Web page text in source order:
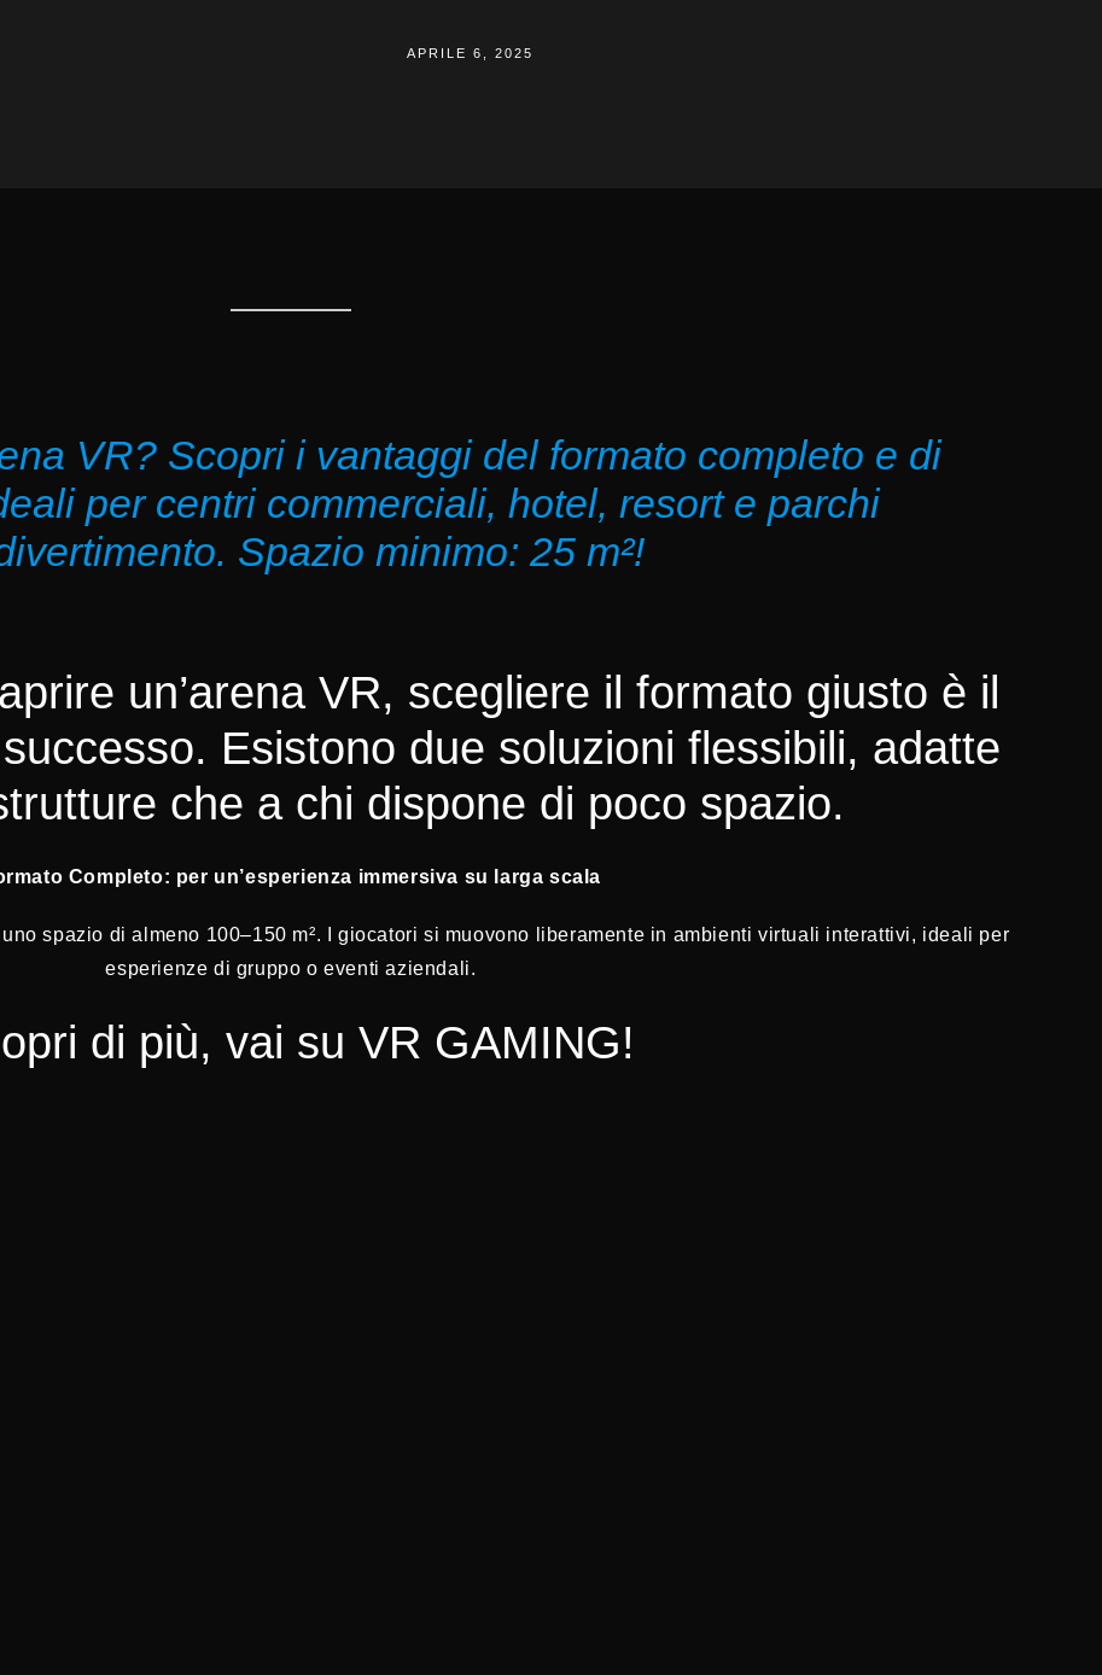
APRILE 6, 2025
VR? Scopri i vantaggi del formato completo e di
per centri commerciali, hotel, resort e parchi
Spazio minimo: 25 m²!
un’arena VR, scegliere il formato giusto è il
Esistono due soluzioni flessibili, adatte
che a chi dispone di poco spazio.
Completo: per un’esperienza immersiva su larga scala
spazio di almeno 100–150 m². I giocatori si muovono liberamente in ambienti virtuali interattivi, ideali per
esperienze di gruppo o eventi aziendali.
di più, vai su VR GAMING!